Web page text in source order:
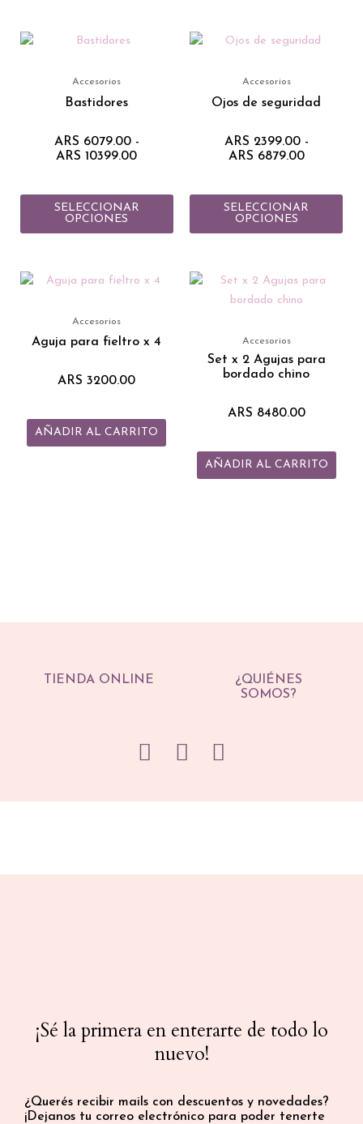
Accesorios
Bastidores
ARS 6079.00 -
ARS 10399.00
ARS 6079.00
SELECCIONAR
OPCIONES
Este
múltiples
pueden
en
página
Accesorios
Ojos de seguridad
ARS 2399.00 -
ARS 6879.00
Rango
ARS
SELECCIONAR
OPCIONES
en
Accesorios
Aguja para fieltro x 4
ARS 3200.00
AÑADIR AL CARRITO
Accesorios
Set x 2 Agujas para
bordado chino
ARS 8480.00
AÑADIR AL CARRITO
TIENDA ONLINE
¿QUIÉNES
SOMOS?
F
I
Y
¡Sé la primera en enterarte de todo lo
nuevo!
¿Querés recibir mails con descuentos y novedades?
¡Dejanos tu correo electrónico para poder tenerte